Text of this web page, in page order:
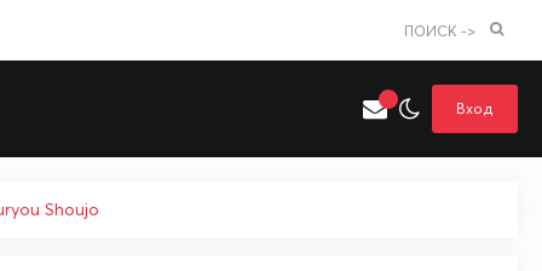
ПОИСК ->
Вход
Shoujo